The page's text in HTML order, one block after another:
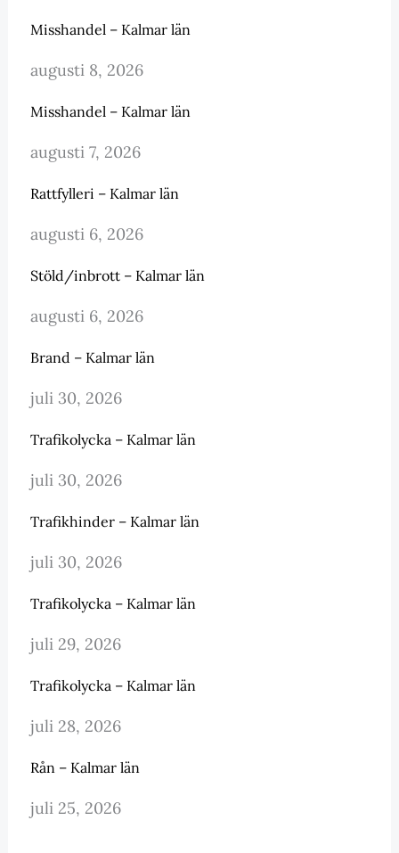
Misshandel – Kalmar län
augusti 8, 2026
Misshandel – Kalmar län
augusti 7, 2026
Rattfylleri – Kalmar län
augusti 6, 2026
Stöld/inbrott – Kalmar län
augusti 6, 2026
Brand – Kalmar län
juli 30, 2026
Trafikolycka – Kalmar län
juli 30, 2026
Trafikhinder – Kalmar län
juli 30, 2026
Trafikolycka – Kalmar län
juli 29, 2026
Trafikolycka – Kalmar län
juli 28, 2026
Rån – Kalmar län
juli 25, 2026